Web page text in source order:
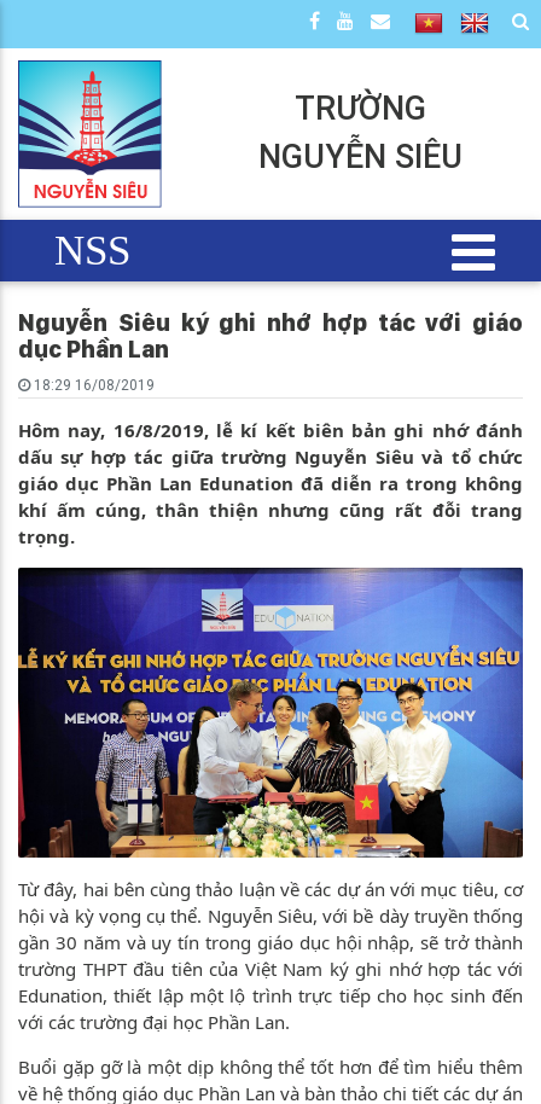
TRƯỜNG
NGUYỄN SIÊU
NSS
Nguyễn Siêu ký ghi nhớ hợp tác với giáo
dục Phần Lan
18:29 16/08/2019
Hôm nay, 16/8/2019, lễ kí kết biên bản ghi nhớ đánh
dấu sự hợp tác giữa trường Nguyễn Siêu và tổ chức
giáo dục Phần Lan Edunation đã diễn ra trong không
khí ấm cúng, thân thiện nhưng cũng rất đỗi trang
trọng.
Từ đây, hai bên cùng thảo luận về các dự án với mục tiêu, cơ
hội và kỳ vọng cụ thể. Nguyễn Siêu, với bề dày truyền thống
gần 30 năm và uy tín trong giáo dục hội nhập, sẽ trở thành
trường THPT đầu tiên của Việt Nam ký ghi nhớ hợp tác với
Edunation, thiết lập một lộ trình trực tiếp cho học sinh đến
với các trường đại học Phần Lan.
Buổi gặp gỡ là một dịp không thể tốt hơn để tìm hiểu thêm
về hệ thống giáo dục Phần Lan và bàn thảo chi tiết các dự án